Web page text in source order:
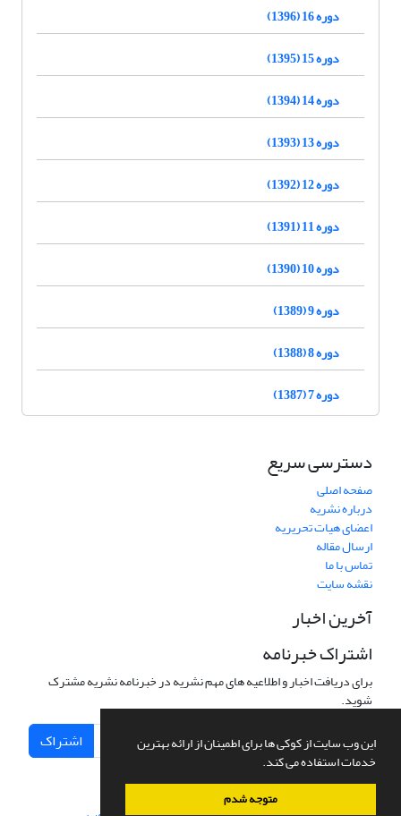
این وب سایت از کوکی ها برای اطمینان از ارائه بهترین
خدمات استفاده می کند.
متوجه شدم
دوره 16 (1396)
دوره 15 (1395)
دوره 14 (1394)
دوره 13 (1393)
دوره 12 (1392)
دوره 11 (1391)
دوره 10 (1390)
دوره 9 (1389)
دوره 8 (1388)
دوره 7 (1387)
دسترسی سریع
صفحه اصلی
درباره نشریه
اعضای هیات تحریریه
ارسال مقاله
تماس با ما
نقشه سایت
آخرین اخبار
اشتراک خبرنامه
برای دریافت اخبار و اطلاعیه های مهم نشریه در خبرنامه نشریه مشترک
شوید.
اشتراک